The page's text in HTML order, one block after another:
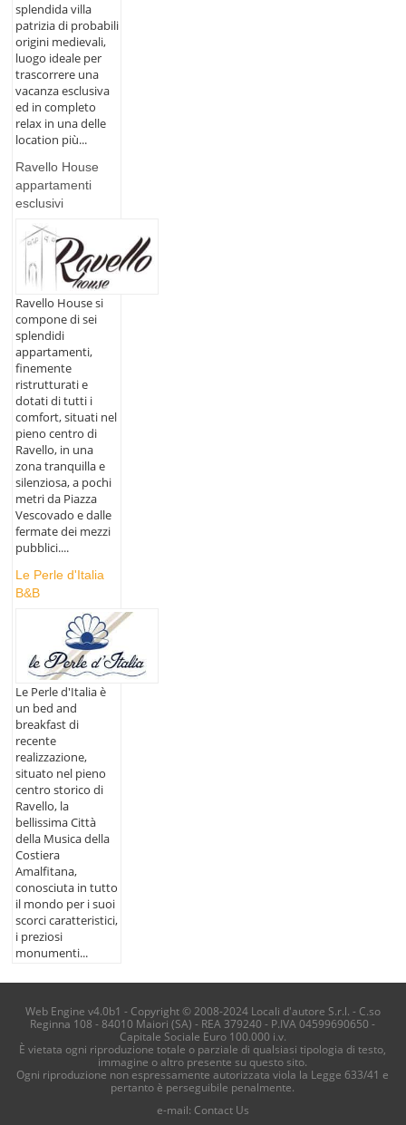
splendida villa
patrizia di probabili
origini medievali,
luogo ideale per
trascorrere una
vacanza esclusiva
ed in completo
relax in una delle
location più...
Ravello House
appartamenti
esclusivi
Ravello House si
compone di sei
splendidi
appartamenti,
finemente
ristrutturati e
dotati di tutti i
comfort, situati nel
pieno centro di
Ravello, in una
zona tranquilla e
silenziosa, a pochi
metri da Piazza
Vescovado e dalle
fermate dei mezzi
pubblici....
Le Perle d'Italia
B&B
Le Perle d'Italia è
un bed and
breakfast di
recente
realizzazione,
situato nel pieno
centro storico di
Ravello, la
bellissima Città
della Musica della
Costiera
Amalfitana,
conosciuta in tutto
il mondo per i suoi
scorci caratteristici,
i preziosi
monumenti...
Web Engine v4.0b1 - Copyright © 2008-2024 Locali d'autore S.r.l. - C.so
Reginna 108 - 84010 Maiori (SA) - REA 379240 - P.IVA 04599690650 -
Capitale Sociale Euro 100.000 i.v.
È vietata ogni riproduzione totale o parziale di qualsiasi tipologia di testo,
immagine o altro presente su questo sito.
Ogni riproduzione non espressamente autorizzata viola la Legge 633/41 e
pertanto è perseguibile penalmente.
e-mail: Contact Us